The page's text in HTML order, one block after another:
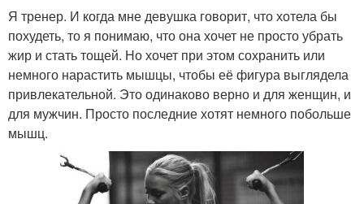
Я тренер. И когда мне девушка говорит, что хотела бы
похудеть, то я понимаю, что она хочет не просто убрать
жир и стать тощей. Но хочет при этом сохранить или
немного нарастить мышцы, чтобы её фигура выглядела
привлекательной. Это одинаково верно и для женщин, и
для мужчин. Просто последние хотят немного побольше
мышц.